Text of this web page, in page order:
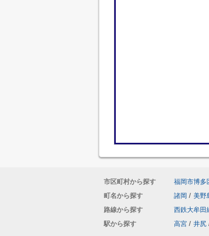
市区町村から探す 福岡市博多
町名から探す
諸岡 / 美野
路線から探す
西鉄大牟田
駅から探す
高宮 / 井尻